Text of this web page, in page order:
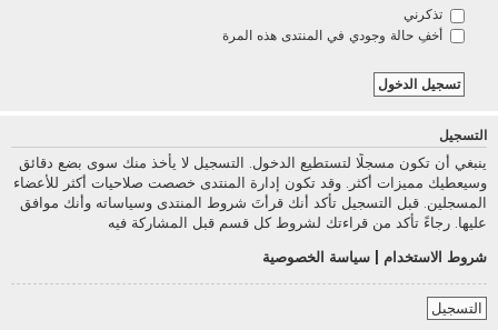
تذكرني
أخفِ حالة وجودي في المنتدى هذه المرة
التسجيل
ينبغي أن تكون مسجلًا لتستطيع الدخول. التسجيل لا يأخذ منك سوى بضع دقائق
وسيعطيك مميزات أكثر. وقد تكون إدارة المنتدى خصصت صلاحيات أكثر للأعضاء
المسجلين. قبل التسجيل تأكد أنك قرأتَ شروط المنتدى وسياساته وأنك موافق
عليها. رجاءً تأكد من قراءتك لشروط كل قسم قبل المشاركة فيه
شروط الاستخدام
سياسة الخصوصية
التسجيل